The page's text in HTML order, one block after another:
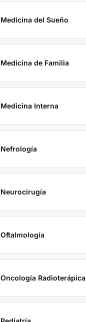
Medicina del Sueño
Medicina de Familia
Medicina Interna
Nefrología
Neurocirugía
Oftalmología
Oncología Radioterápica